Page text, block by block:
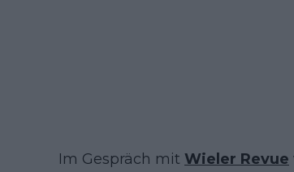
Im Gespräch mit Wieler Revue